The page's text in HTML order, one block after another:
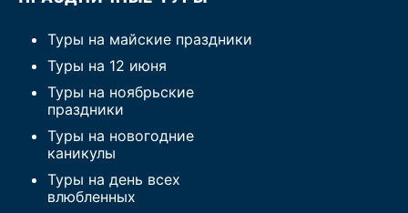
Туры на майские праздники
Туры на 12 июня
Туры на ноябрьские
праздники
Туры на новогодние
каникулы
Туры на день всех
влюбленных